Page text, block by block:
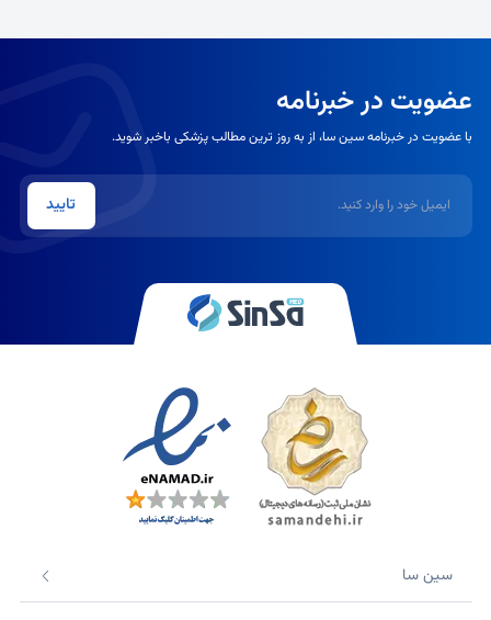
عضویت در خبرنامه
با عضویت در خبرنامه سین سا، از به روز ترین مطالب پزشکی باخبر شوید.
تایید
سین سا